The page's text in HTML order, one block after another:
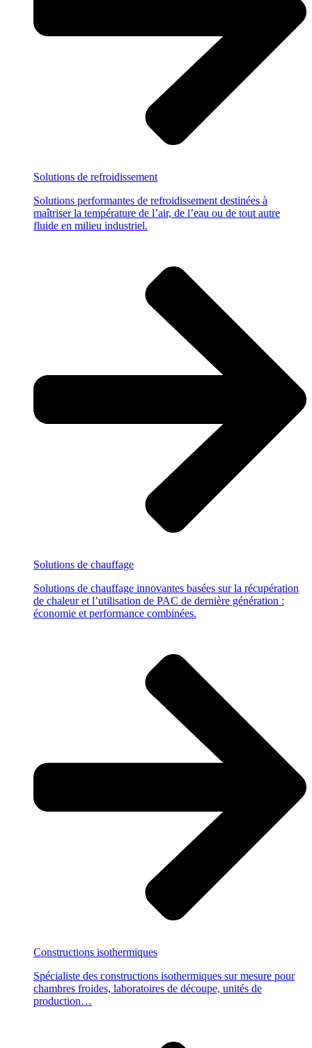
Solutions de refroidissement
Solutions performantes de refroidissement destinées à
maîtriser la température de l’air, de l’eau ou de tout autre
fluide en milieu industriel.
Solutions de chauffage
Solutions de chauffage innovantes basées sur la récupération
de chaleur et l’utilisation de PAC de dernière génération :
économie et performance combinées.
Constructions isothermiques
Spécialiste des constructions isothermiques sur mesure pour
chambres froides, laboratoires de découpe, unités de
production…